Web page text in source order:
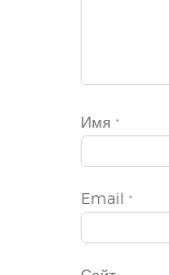
Имя *
Email *